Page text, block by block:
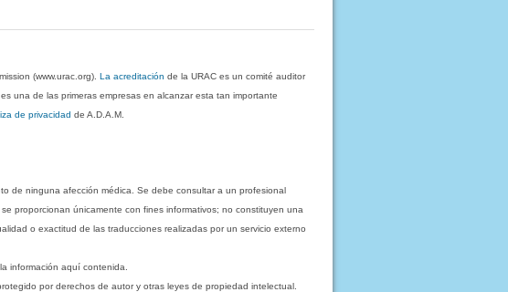
(www.urac.org).La acreditación de la URAC es un comité auditor
una de las primeras empresas en alcanzar esta tan importante
de privacidad de A.D.A.M.
de ninguna afección médica. Se debe consultar a un profesional
proporcionan únicamente con fines informativos; no constituyen una
o exactitud de las traducciones realizadas por un servicio externo
información aquí contenida.
por derechos de autor y otras leyes de propiedad intelectual.